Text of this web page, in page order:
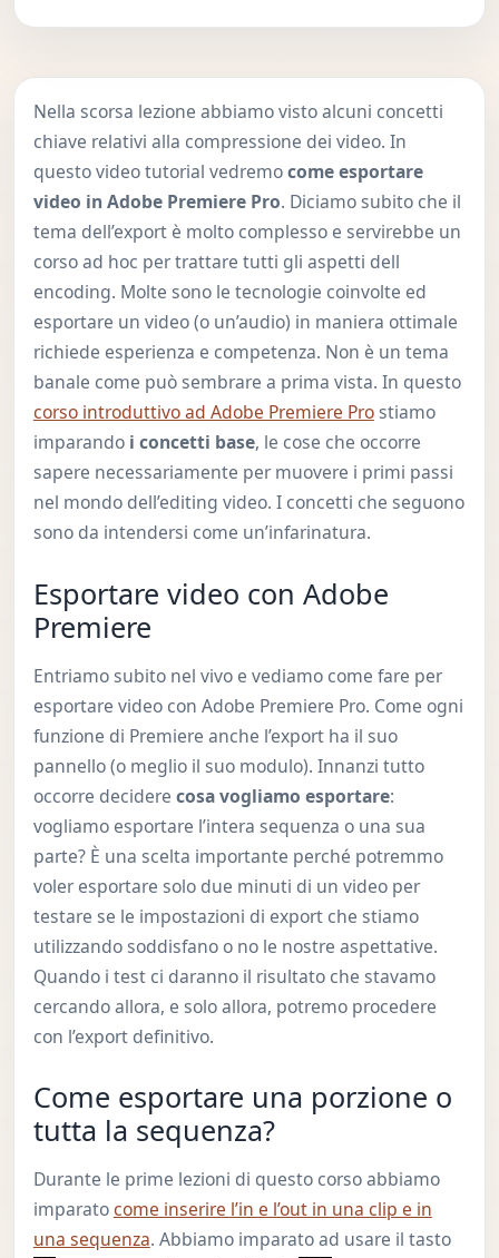
Nella scorsa lezione abbiamo visto alcuni concetti
chiave relativi alla compressione dei video. In
questo video tutorial vedremocome esportare
video in Adobe Premiere Pro. Diciamo subito che il
tema dell’export è molto complesso e servirebbe un
corso ad hoc per trattare tutti gli aspetti dell
encoding. Molte sono le tecnologie coinvolte ed
esportare un video (o un’audio) in maniera ottimale
richiede esperienza e competenza. Non è un tema
banale come può sembrare a prima vista. In questo
corso introduttivo ad Adobe Premiere Prostiamo
imparandoi concetti base, le cose che occorre
sapere necessariamente per muovere i primi passi
nel mondo dell’editing video. I concetti che seguono
sono da intendersi come un’infarinatura.
Esportare video con Adobe
Premiere
Entriamo subito nel vivo e vediamo come fare per
esportare video con Adobe Premiere Pro. Come ogni
funzione di Premiere anche l’export ha il suo
pannello (o meglio il suo modulo). Innanzi tutto
occorre decidere cosa vogliamo esportare:
vogliamo esportare l’intera sequenza o una sua
parte? È una scelta importante perché potremmo
voler esportare solo due minuti di un video per
testare se le impostazioni di export che stiamo
utilizzando soddisfano o no le nostre aspettative.
Quando i test ci daranno il risultato che stavamo
cercando allora, e solo allora, potremo procedere
con l’export definitivo.
Come esportare una porzione o
tutta la sequenza?
Durante le prime lezioni di questo corso abbiamo
imparatocome inserire l’in e l’out in una clip e in
una sequenza. Abbiamo imparato ad usare il tasto